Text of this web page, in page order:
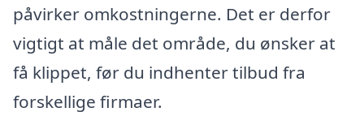
påvirker omkostningerne. Det er derfor
vigtigt at måle det område, du ønsker at
få klippet, før du indhenter tilbud fra
forskellige firmaer.